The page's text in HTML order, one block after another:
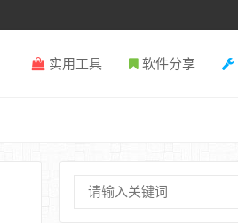
实用工具 软件分享